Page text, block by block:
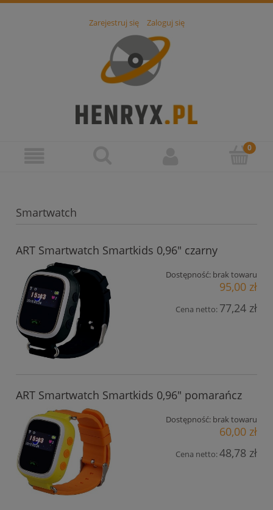
Zarejestruj się Zaloguj się
Smartwatch
ART Smartwatch Smartkids 0,96" czarny
Dostępność: brak towaru
95,00 zł
Cena netto: 77,24 zł
ART Smartwatch Smartkids 0,96" pomarańcz
Dostępność: brak towaru
60,00 zł
Cena netto:48,78 zł